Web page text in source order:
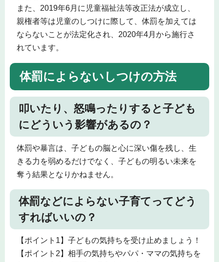
また、2019年6月に児童福祉法等改正法が成立し、
親権者等は児童のしつけに際して、体罰を加えては
ならないことが法定化され、2020年4月から施行さ
れています。
体罰によらないしつけの方法
叩いたり、怒鳴ったりすると子ども
にどういう影響があるの？
体罰や暴言は、子どもの脳と心に深い傷を残し、生
きる力を弱めるだけでなく、子どもの明るい未来を
奪う結果となりかねません。
体罰などによらない子育てってどう
すればいいの？
【ポイント1】子どもの気持ちを受け止めましょう！
【ポイント2】相手の気持ちやパパ・ママの気持ちを